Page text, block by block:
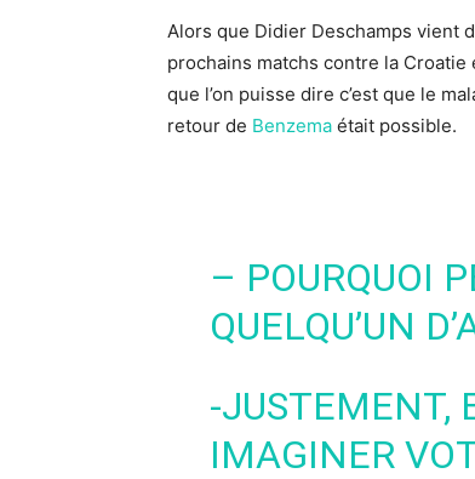
Alors que Didier Deschamps vient
prochains matchs contre la Croatie
que l’on puisse dire c’est que le
retour de Benzema était possible.
– POURQUOI
QUELQU’UN
-JUSTEMENT,
IMAGINER